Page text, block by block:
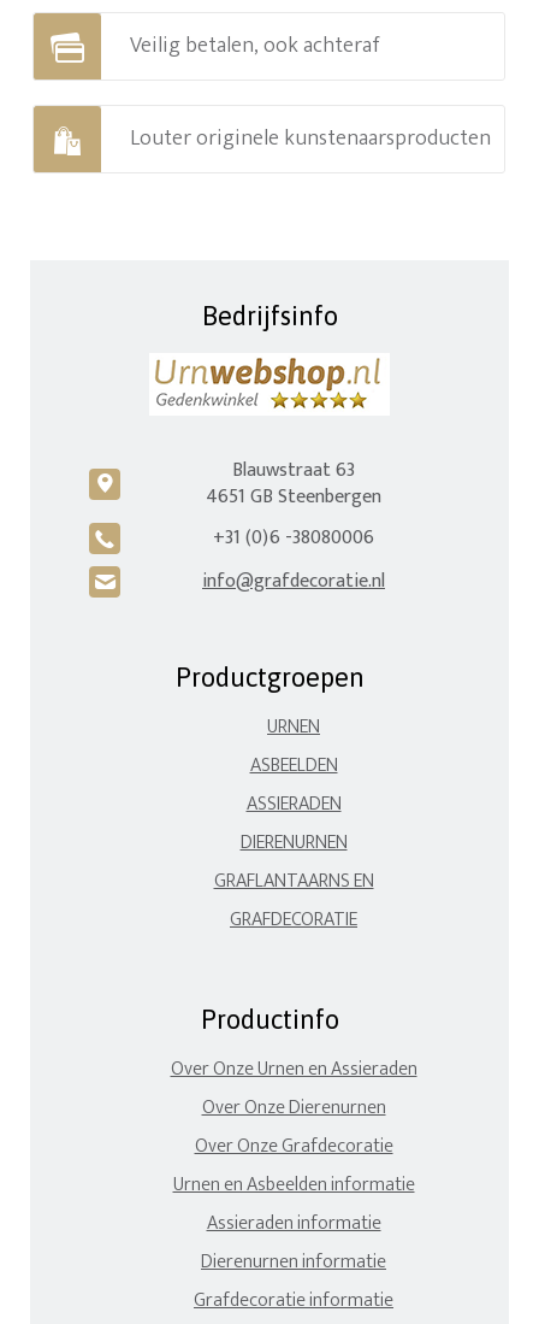
Veilig betalen, ook achteraf
Louter originele kunstenaarsproducten
Bedrijfsinfo
c
Blauwstraat 63
4651 GB Steenbergen
A +31 (0)6 -38080006
H info@grafdecoratie.nl
Productgroepen
URNEN
ASBEELDEN
ASSIERADEN
DIERENURNEN
GRAFLANTAARNS EN
GRAFDECORATIE
Productinfo
Over Onze Urnen en Assieraden
Over Onze Dierenurnen
Over Onze Grafdecoratie
Urnen en Asbeelden informatie
Assieraden informatie
Dierenurnen informatie
Grafdecoratie informatie